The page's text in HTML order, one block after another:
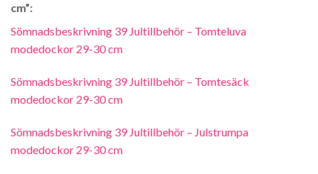
cm”:
Sömnadsbeskrivning 39 Jultillbehör – Tomteluva
modedockor 29-30 cm
Sömnadsbeskrivning 39 Jultillbehör – Tomtesäck
modedockor 29-30 cm
Sömnadsbeskrivning 39 Jultillbehör – Julstrumpa
modedockor 29-30 cm